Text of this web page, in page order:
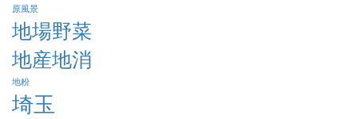
原風景
地場野菜
地産地消
地粉
埼玉